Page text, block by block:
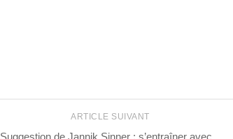
ARTICLE SUIVANT
Suggestion de Jannik Sinner : s’entraîner avec